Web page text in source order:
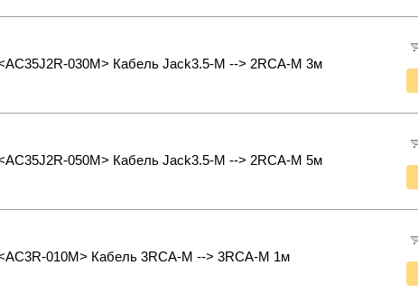
030M> Кабель Jack3.5-M --> 2RCA-M 3м
050M> Кабель Jack3.5-M --> 2RCA-M 5м
010M> Кабель 3RCA-M --> 3RCA-M 1м